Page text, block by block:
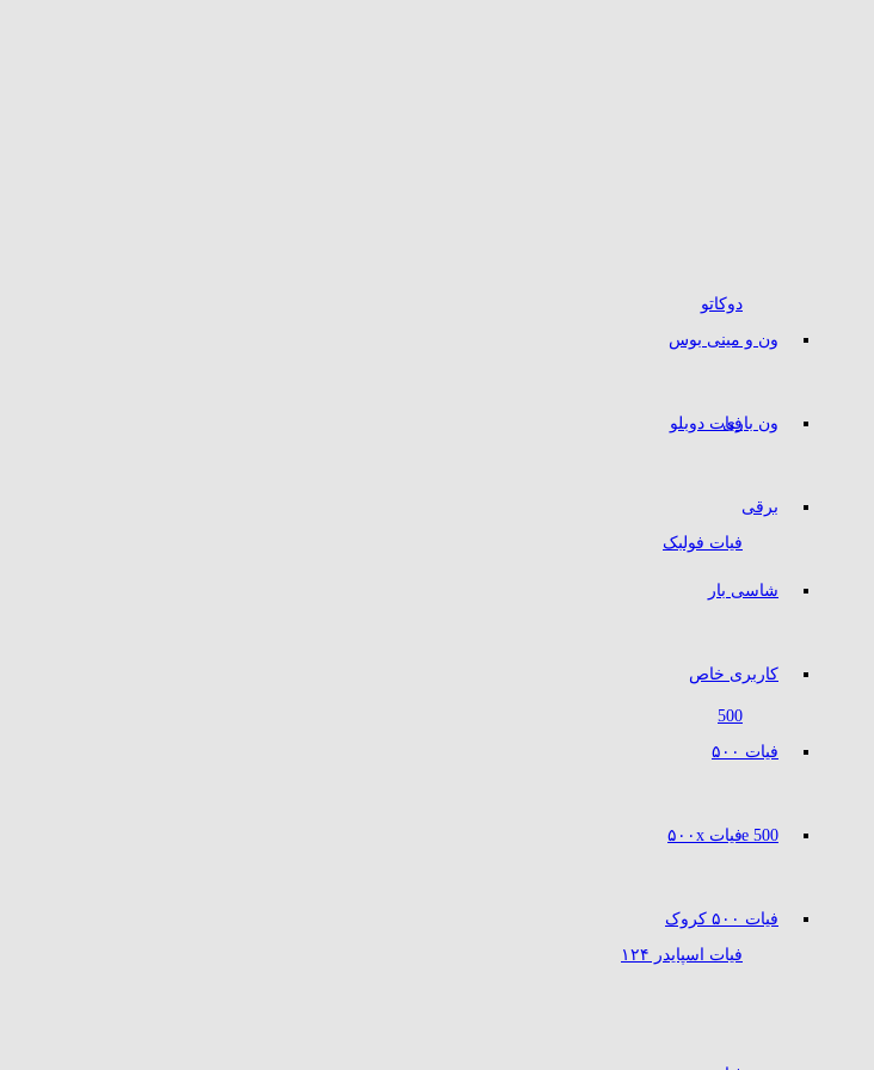
دوکاتو
ون و مینی بوس
ون باری
برقی
شاسی بار
کاربری خاص
فیات دوبلو
فیات فولبک
500
فیات ۵۰۰
500 e
فیات ۵۰۰ کروک
فیات ۵۰۰x
فیات اسپایدر ۱۲۴